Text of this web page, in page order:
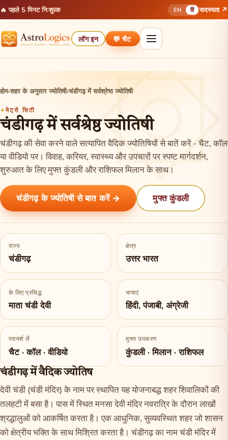
🔥 पहले 5 मिनट निःशुल्क EN हिं सदस्यता ↗
लॉग इन 💬 चैट
होम›शहर के अनुसार ज्योतिषी›चंडीगढ़ में सर्वश्रेष्ठ ज्योतिषी
मेट्रो सिटी
चंडीगढ़ में सर्वश्रेष्ठ ज्योतिषी
चंडीगढ़ की सेवा करने वाले सत्यापित वैदिक ज्योतिषियों से बातें करें - चैट, कॉल
या वीडियो पर। विवाह, करियर, स्वास्थ्य और उपचारों पर स्पष्ट मार्गदर्शन,
शुरुआत के लिए मुफ्त कुंडली और राशिफल मिलान के साथ।
चंडीगढ़ के ज्योतिषी से बात करें → मुफ्त कुंडली
राज्य
चंडीगढ़
क्षेत्र
उत्तर भारत
के लिए प्रसिद्ध
माता चंडी देवी
भाषाएं
हिंदी, पंजाबी, अंग्रेजी
परामर्श लें
चैट · कॉल · वीडियो
मुफ्त उपकरण
कुंडली · मिलान · राशिफल
चंडीगढ़ में वैदिक ज्योतिष
देवी चंडी (चंडी मंदिर) के नाम पर स्थापित यह योजनाबद्ध शहर शिवालिकों की
तलहटी में बसा है। पास में स्थित मनसा देवी मंदिर नवरात्रि के दौरान लाखों
श्रद्धालुओं को आकर्षित करता है। एक आधुनिक, सुव्यवस्थित शहर जो शासन
को क्षेत्रीय भक्ति के साथ मिश्रित करता है। चंडीगढ़ का नाम चंडी मंदिर में